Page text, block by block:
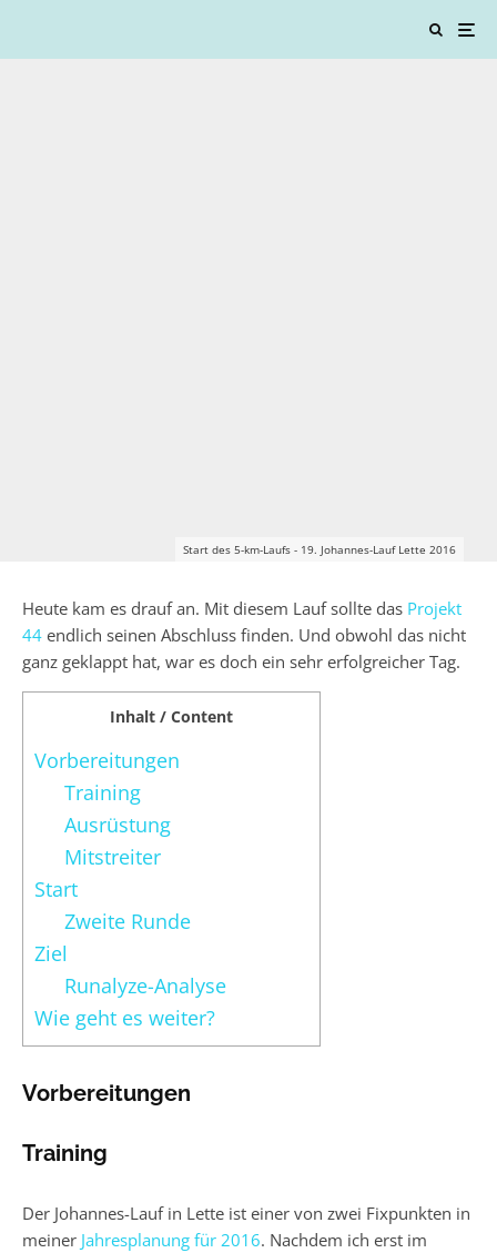
Start des 5-km-Laufs - 19. Johannes-Lauf Lette 2016
Heute kam es drauf an. Mit diesem Lauf sollte das Projekt
44 endlich seinen Abschluss finden. Und obwohl das nicht
ganz geklappt hat, war es doch ein sehr erfolgreicher Tag.
Inhalt / Content
Vorbereitungen
Training
Ausrüstung
Mitstreiter
Start
Zweite Runde
Ziel
Runalyze-Analyse
Wie geht es weiter?
Vorbereitungen
Training
Der Johannes-Lauf in Lette ist einer von zwei Fixpunkten in
meiner Jahresplanung für 2016. Nachdem ich erst im